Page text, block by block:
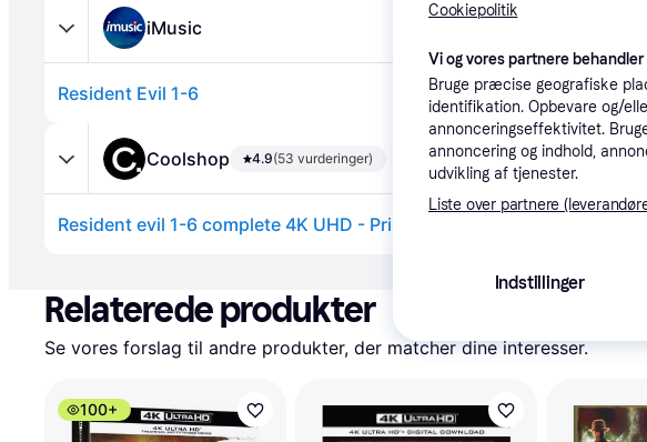
iMusic
Resident Evil 1-6
Coolshop 4.9(53 vurderinger)
Resident evil 1-6 complete 4K UHD - Prismatch
Relaterede produkter
Se vores forslag til andre produkter, der matcher dine interesser.
100+
Cookiepolitik
Vi og vores partnere
Bruge præcise geografiske
identifikation. Opbevare og/
annonceringseffektivitet.
annoncering og indhold,
udvikling af tjenester.
Liste over partnere
Indstillinger